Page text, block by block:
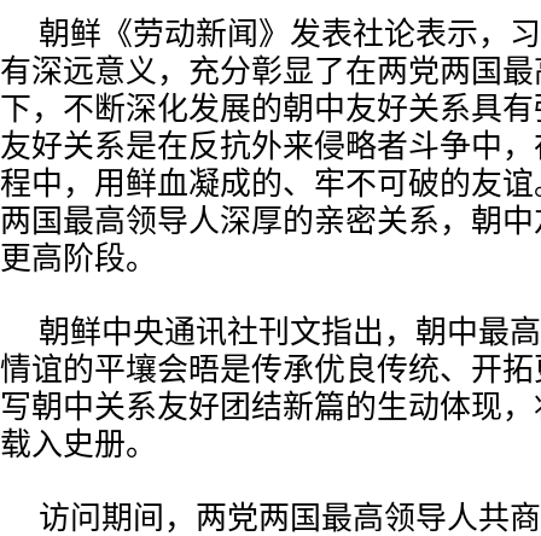
朝鲜《劳动新闻》发表社论表示，
有深远意义，充分彰显了在两党两国
下，不断深化发展的朝中友好关系具
友好关系是在反抗外来侵略者斗争中
程中，用鲜血凝成的、牢不可破的友
两国最高领导人深厚的亲密关系，朝
更高阶段。
朝鲜中央通讯社刊文指出，朝中最
情谊的平壤会晤是传承优良传统、开
写朝中关系友好团结新篇的生动体现
载入史册。
访问期间，两党两国最高领导人共